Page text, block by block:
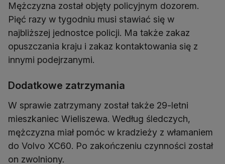
Mężczyzna został objęty policyjnym dozorem.
Pięć razy w tygodniu musi stawiać się w
najbliższej jednostce policji. Ma także zakaz
opuszczania kraju i zakaz kontaktowania się z
innymi podejrzanymi.
Dodatkowe zatrzymania
W sprawie zatrzymany został także 29-letni
mieszkaniec Wieliszewa. Według śledczych,
mężczyzna miał pomóc w kradzieży z włamaniem
do Volvo XC60. Po zakończeniu czynności został
on zwolniony.